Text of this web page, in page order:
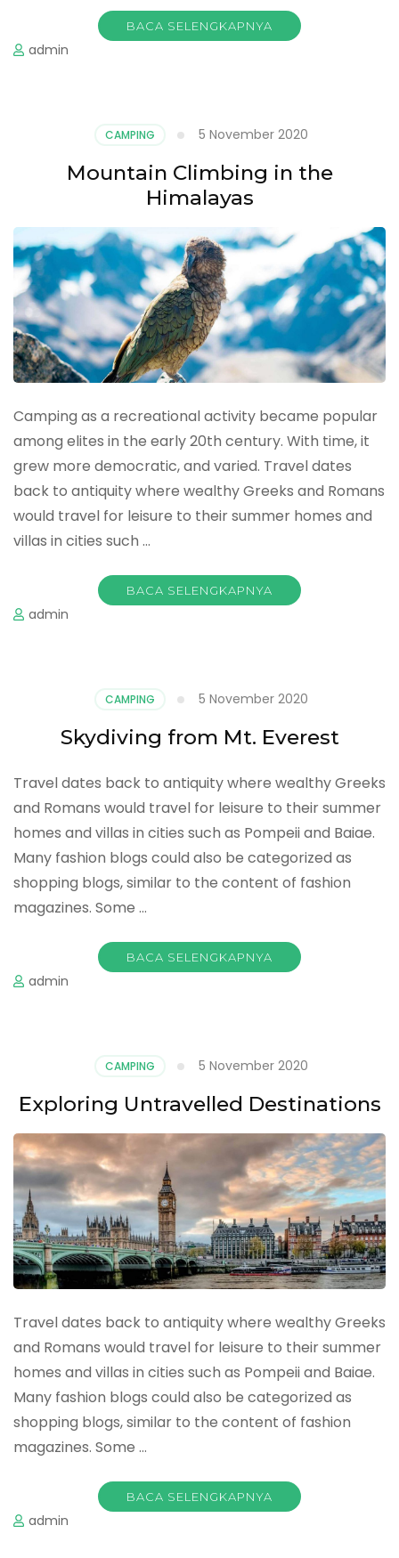
BACA SELENGKAPNYA
admin
CAMPING 5 November 2020
Mountain Climbing in the
Himalayas
Camping as a recreational activity became popular
among elites in the early 20th century. With time, it
grew more democratic, and varied. Travel dates
back to antiquity where wealthy Greeks and Romans
would travel for leisure to their summer homes and
villas in cities such …
BACA SELENGKAPNYA
admin
CAMPING 5 November 2020
Skydiving from Mt. Everest
Travel dates back to antiquity where wealthy Greeks
and Romans would travel for leisure to their summer
homes and villas in cities such as Pompeii and Baiae.
Many fashion blogs could also be categorized as
shopping blogs, similar to the content of fashion
magazines. Some …
BACA SELENGKAPNYA
admin
CAMPING 5 November 2020
Exploring Untravelled Destinations
Travel dates back to antiquity where wealthy Greeks
and Romans would travel for leisure to their summer
homes and villas in cities such as Pompeii and Baiae.
Many fashion blogs could also be categorized as
shopping blogs, similar to the content of fashion
magazines. Some …
BACA SELENGKAPNYA
admin